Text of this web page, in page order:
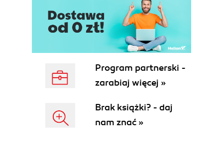
Program partnerski -
zarabiaj więcej »
Brak książki? - daj
nam znać »